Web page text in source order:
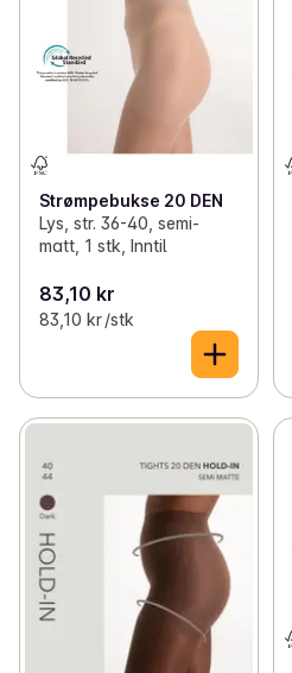
Strømpebukse 20 DEN
Lys, str. 36-40, semi-
matt, 1 stk, Inntil
83,10 kr
83,10 kr /stk